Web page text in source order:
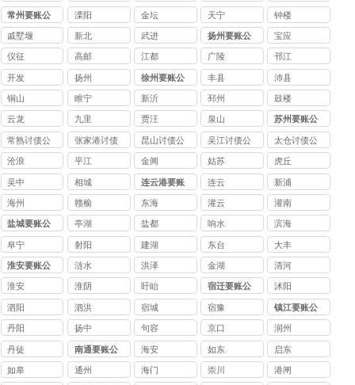
常州要账公
司
溧阳 金坛 天宁 钟楼
戚墅堰 新北 武进
扬州要账公
司
宝应
仪征 高邮 江都 广陵 邗江
开发 扬州
徐州要账公
司
丰县 沛县
铜山 睢宁 新沂 邳州 鼓楼
云龙 九里 贾汪 泉山
苏州要账公
司
常熟讨债公
司
张家港讨债
公司
昆山讨债公
司
吴江讨债公
司
太仓讨债公
司
沧浪 平江 金阊 姑苏 虎丘
吴中 相城
连云港要账
公司
连云 新浦
海州 赣榆 东海 灌云 灌南
盐城要账公
司
亭湖 盐都 响水 滨海
阜宁 射阳 建湖 东台 大丰
淮安要账公
司
涟水 洪泽 金湖 清河
淮安 淮阴 盱眙
宿迁要账公
司
沭阳
泗阳 泗洪 宿城 宿豫
镇江要账公
司
丹阳 扬中 句容 京口 润州
丹徒
南通要账公
司
海安 如东 启东
如皋 通州 海门 崇川 港闸